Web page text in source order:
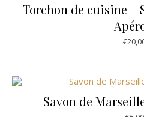
Torchon de cuisine –
€
Savon de